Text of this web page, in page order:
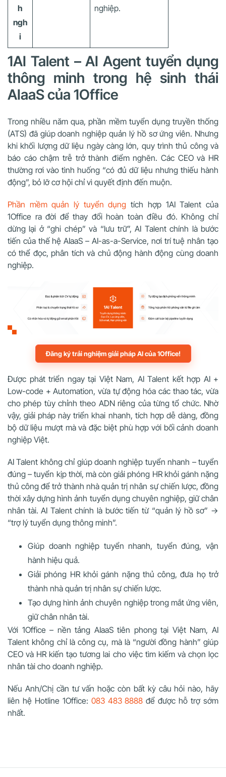
h
ngh
i
nghiệp.
1AI Talent – AI Agent tuyển dụng
thông minh trong hệ sinh thái
AIaaS của 1Office
Trong nhiều năm qua, phần mềm tuyển dụng truyền thống
(ATS) đã giúp doanh nghiệp quản lý hồ sơ ứng viên. Nhưng
khi khối lượng dữ liệu ngày càng lớn, quy trình thủ công và
báo cáo chậm trễ trở thành điểm nghẽn. Các CEO và HR
thường rơi vào tình huống “có đủ dữ liệu nhưng thiếu hành
động”, bỏ lỡ cơ hội chỉ vì quyết định đến muộn.
Phần mềm quản lý tuyển dụng tích hợp 1AI Talent của
1Office ra đời để thay đổi hoàn toàn điều đó. Không chỉ
dừng lại ở “ghi chép” và “lưu trữ”, AI Talent chính là bước
tiến của thế hệ AIaaS – AI-as-a-Service, nơi trí tuệ nhân tạo
có thể đọc, phân tích và chủ động hành động cùng doanh
nghiệp.
Đăng ký trải nghiệm giải pháp AI của 1Office!
Được phát triển ngay tại Việt Nam, AI Talent kết hợp AI +
Low-code + Automation, vừa tự động hóa các thao tác, vừa
cho phép tùy chỉnh theo ADN riêng của từng tổ chức. Nhờ
vậy, giải pháp này triển khai nhanh, tích hợp dễ dàng, đồng
bộ dữ liệu mượt mà và đặc biệt phù hợp với bối cảnh doanh
nghiệp Việt.
AI Talent không chỉ giúp doanh nghiệp tuyển nhanh – tuyển
đúng – tuyển kịp thời, mà còn giải phóng HR khỏi gánh nặng
thủ công để trở thành nhà quản trị nhân sự chiến lược, đồng
thời xây dựng hình ảnh tuyển dụng chuyên nghiệp, giữ chân
nhân tài. AI Talent chính là bước tiến từ “quản lý hồ sơ” →
“trợ lý tuyển dụng thông minh”.
Giúp doanh nghiệp tuyển nhanh, tuyển đúng, vận
hành hiệu quả.
Giải phóng HR khỏi gánh nặng thủ công, đưa họ trở
thành nhà quản trị nhân sự chiến lược.
Tạo dựng hình ảnh chuyên nghiệp trong mắt ứng viên,
giữ chân nhân tài.
Với 1Office – nền tảng AIaaS tiên phong tại Việt Nam, AI
Talent không chỉ là công cụ, mà là “người đồng hành” giúp
CEO và HR kiến tạo tương lai cho việc tìm kiếm và chọn lọc
nhân tài cho doanh nghiệp.
Nếu Anh/Chị cần tư vấn hoặc còn bất kỳ câu hỏi nào, hãy
liên hệ Hotline 1Office: 083 483 8888 để được hỗ trợ sớm
nhất.